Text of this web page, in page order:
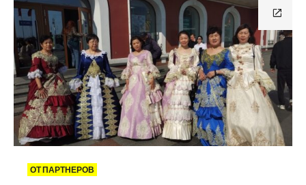
ОТ ПАРТНЕРОВ